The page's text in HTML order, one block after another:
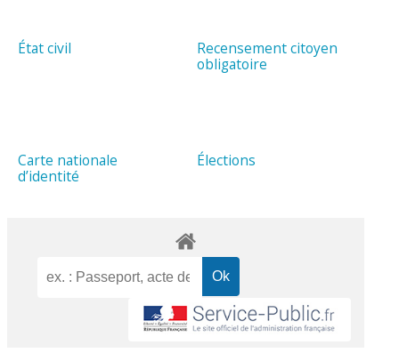
État civil
Recensement citoyen
obligatoire
Carte nationale
d’identité
Élections